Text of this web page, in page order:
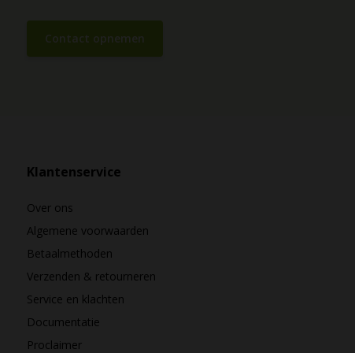
Contact opnemen
Klantenservice
Over ons
Algemene voorwaarden
Betaalmethoden
Verzenden & retourneren
Service en klachten
Documentatie
Proclaimer